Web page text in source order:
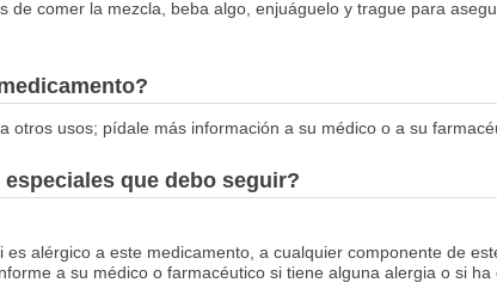
de comer la mezcla, beba algo, enjuáguelo y trague para
otros usos; pídale más información a su médico o a su
que debo seguir?
alérgico a este medicamento, a cualquier componente de
a su médico o farmacéutico si tiene alguna alergia o si ha